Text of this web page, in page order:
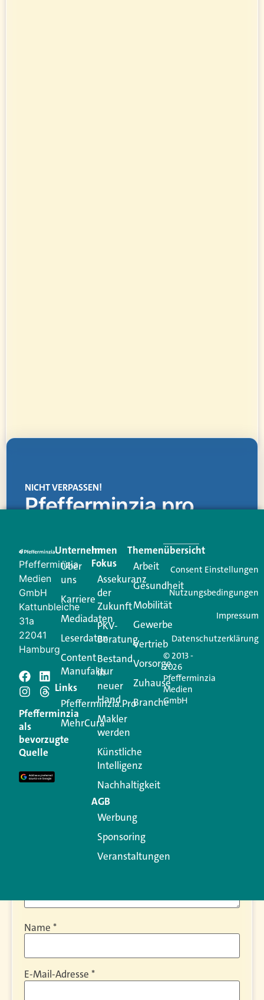
NICHT VERPASSEN!
Pfefferminzia.pro
Creator für Ihre Kundenkommunikation. Alles, was
Ihren Vertriebsalltag leichter macht. Mit nur einem
Login.
Jetzt anmelden
Schreiben Sie einen
Kommentar
Ihre E-Mail-Adresse wird nicht veröffentlicht.
Erforderliche Felder sind mit
Kommentar
Name *
E-Mail-Adresse *
Pfefferminzia
Medien
GmbH
Kattunbleiche
31a
22041
Hamburg
Pfefferminzia
als
bevorzugte
Quelle
Unternehmen
Über
uns
Karriere
Mediadaten
Leserdaten
Content
Manufaktur
Links
Pfefferminzia.Pro
MehrCura
Im
Fokus
Assekuranz
der
Zukunft
PKV-
Beratung
Bestand
in
neuer
Hand
Makler
werden
Künstliche
Intelligenz
Nachhaltigkeit
AGB
Werbung
Sponsoring
Veranstaltungen
Themenübersicht
Arbeit
Gesundheit
Mobilität
Gewerbe
Vertrieb
Vorsorge
Zuhause
Branche
© 2013 -
2026
Pfefferminzia
Medien
GmbH
Consent Einstellungen
Nutzungsbedingungen
Impressum
Datenschutzerklärung